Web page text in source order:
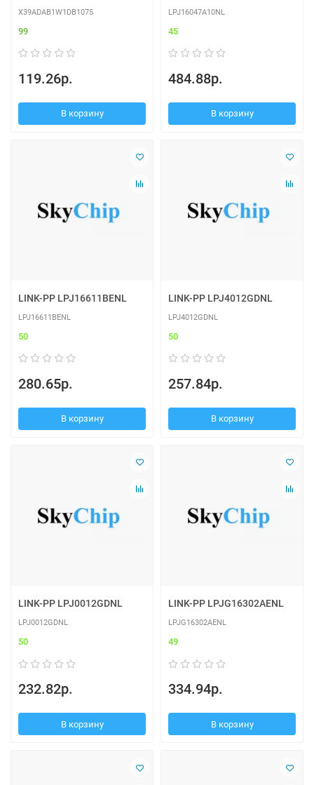
X39ADAB1W1DB1075
99
119.26р.
В корзину
LPJ16047A10NL
45
484.88р.
В корзину
LINK-PP LPJ16611BENL
LPJ16611BENL
50
280.65р.
В корзину
LINK-PP LPJ4012GDNL
LPJ4012GDNL
50
257.84р.
В корзину
LINK-PP LPJ0012GDNL
LPJ0012GDNL
50
232.82р.
В корзину
LINK-PP LPJG16302AENL
LPJG16302AENL
49
334.94р.
В корзину